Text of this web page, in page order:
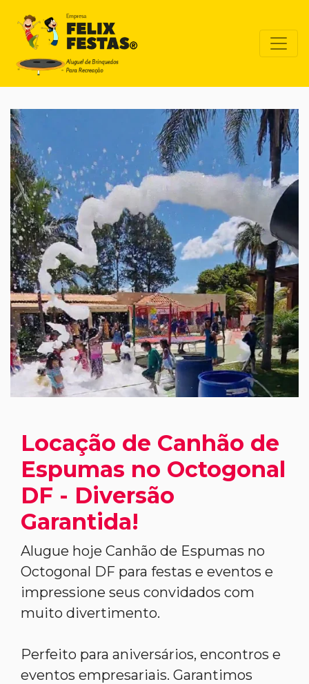
Locação de Canhão de
Espumas no Octogonal
DF - Diversão
Garantida!
Alugue hoje Canhão de Espumas no
Octogonal DF para festas e eventos e
impressione seus convidados com
muito divertimento.
Perfeito para aniversários, encontros e
eventos empresariais. Garantimos